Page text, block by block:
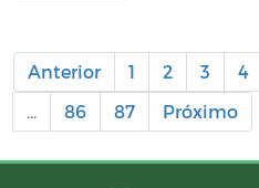
Anterior 1 2 3 4
...
86 87 Próximo